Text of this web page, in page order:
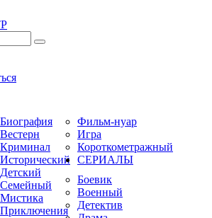
Биография
Вестерн
Криминал
Исторический
Детский
Семейный
Мистика
Приключения
Фильм-нуар
Игра
Короткометражный
СЕРИАЛЫ
Боевик
Военный
Детектив